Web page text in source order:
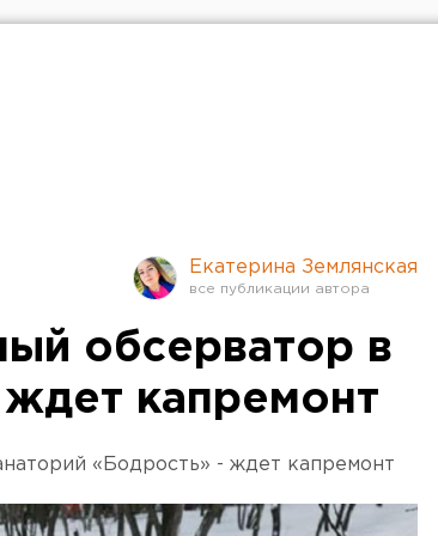
Екатерина Землянская
обсерватор в
капремонт
«Бодрость» - ждет капремонт